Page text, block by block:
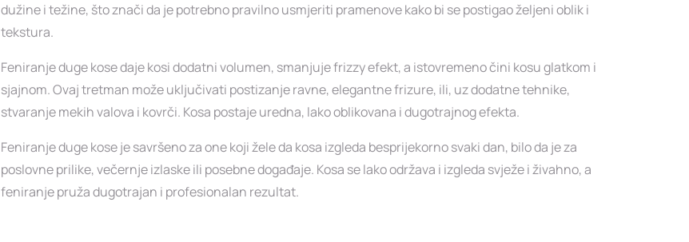
dužine i težine, što znači da je potrebno pravilno usmjeriti pramenove kako bi se postigao željeni oblik i
tekstura.
Feniranje duge kose daje kosi dodatni volumen, smanjuje frizzy efekt, a istovremeno čini kosu glatkom i
sjajnom. Ovaj tretman može uključivati postizanje ravne, elegantne frizure, ili, uz dodatne tehnike,
stvaranje mekih valova i kovrči. Kosa postaje uredna, lako oblikovana i dugotrajnog efekta.
Feniranje duge kose je savršeno za one koji žele da kosa izgleda besprijekorno svaki dan, bilo da je za
poslovne prilike, večernje izlaske ili posebne događaje. Kosa se lako održava i izgleda svježe i živahno, a
feniranje pruža dugotrajan i profesionalan rezultat.